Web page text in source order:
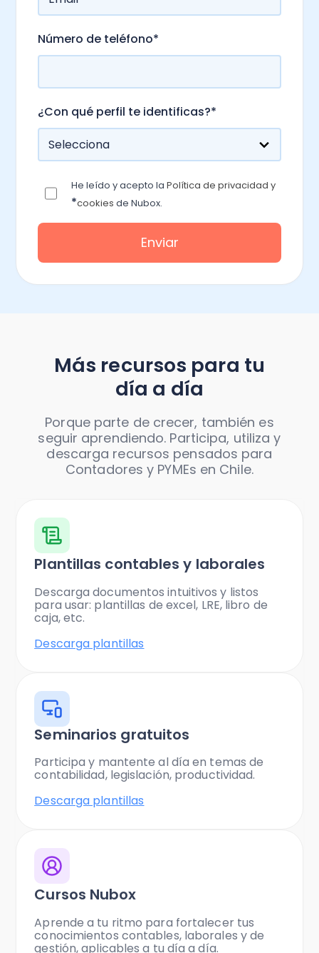
Número de teléfono*
¿Con qué perfil te identificas?*
He leído y acepto laPolítica de privacidad y
cookies de Nubox.
*
Más recursos para tu
día a día
Porque parte de crecer, también es
seguir aprendiendo. Participa, utiliza y
descarga recursos pensados para
Contadores y PYMEs en Chile.
Plantillas contables y laborales
Descarga documentos intuitivos y listos
para usar: plantillas de excel, LRE, libro de
caja, etc.
Descarga plantillas
Seminarios gratuitos
Participa y mantente al día en temas de
contabilidad, legislación, productividad.
Descarga plantillas
Cursos Nubox
Aprende a tu ritmo para fortalecer tus
conocimientos contables, laborales y de
gestión, aplicables a tu día a día.